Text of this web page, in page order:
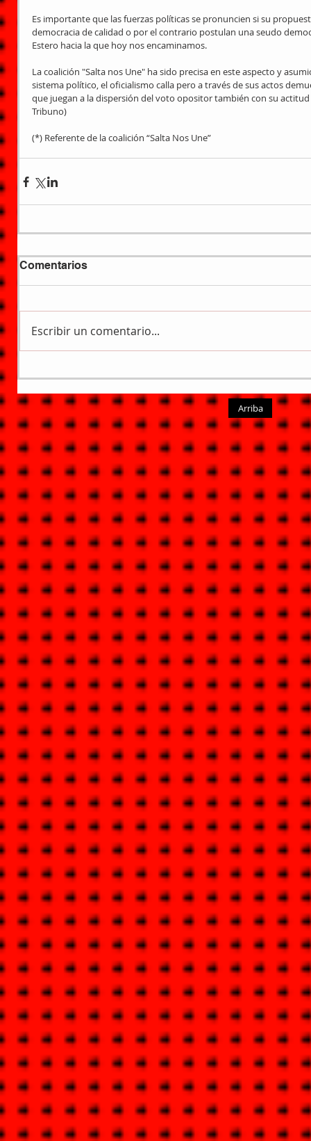
Es importante que las fuerzas políticas se pronuncien si su
democracia de calidad o por el contrario postulan una seudo
Estero hacia la que hoy nos encaminamos.
La coalición "Salta nos Une" ha sido precisa en este aspecto y
sistema político, el oficialismo calla pero a través de sus actos
que juegan a la dispersión del voto opositor también con su
Tribuno)
(*) Referente de la coalición “Salta Nos Une”
Comentarios
Escribir un comentario...
Arriba